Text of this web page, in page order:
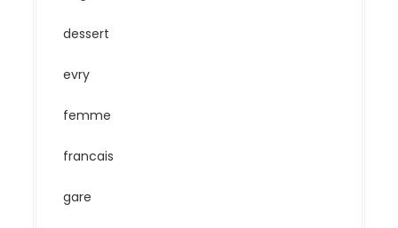
dessert
evry
femme
francais
gare